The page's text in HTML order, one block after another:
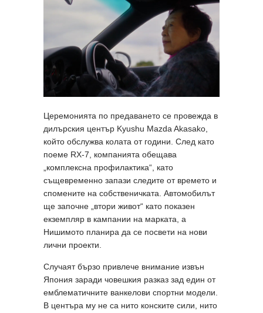
Церемонията по предаването се провежда в
дилърския център Kyushu Mazda Akasako,
който обслужва колата от години. След като
поеме RX-7, компанията обещава
„комплексна профилактика“, като
същевременно запази следите от времето и
спомените на собственичката. Автомобилът
ще започне „втори живот“ като показен
екземпляр в кампании на марката, а
Нишимото планира да се посвети на нови
лични проекти.
Случаят бързо привлече внимание извън
Япония заради човешкия разказ зад един от
емблематичните ванкелови спортни модели.
В центъра му не са нито конските сили, нито